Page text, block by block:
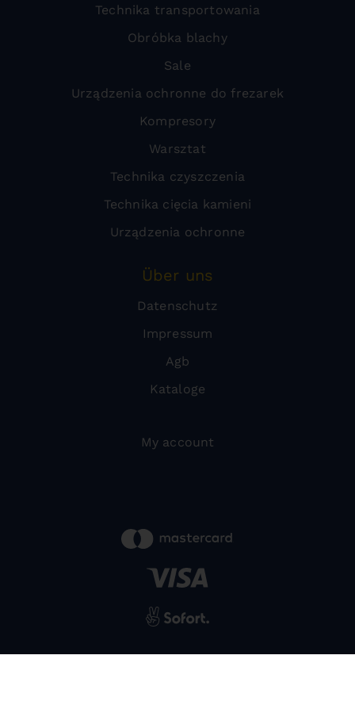
Technika transportowania
Obróbka blachy
Sale
Urządzenia ochronne do frezarek
Kompresory
Warsztat
Technika czyszczenia
Technika cięcia kamieni
Urządzenia ochronne
Über uns
Datenschutz
Impressum
Agb
Kataloge
My account